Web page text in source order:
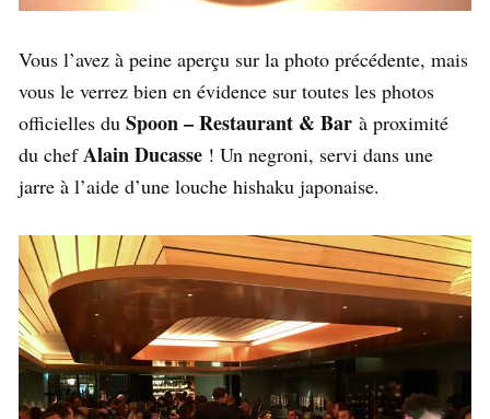
Vous l’avez à peine aperçu sur la photo précédente, mais
vous le verrez bien en évidence sur toutes les photos
officielles du Spoon – Restaurant & Bar à proximité
du chefAlain Ducasse ! Un negroni, servi dans une
jarre à l’aide d’une louche hishaku japonaise.